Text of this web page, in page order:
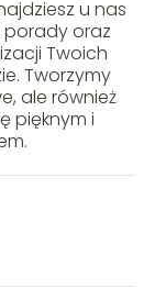
u nas
porady oraz
Twoich
Tworzymy
ale również
pięknym i